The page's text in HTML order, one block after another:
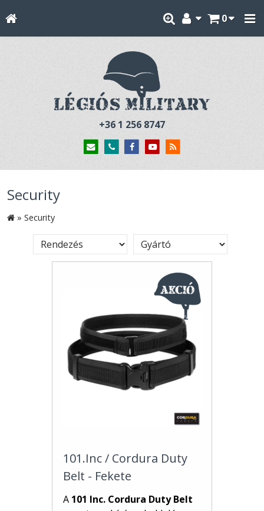
0
+36 1 256 8747
Security
» Security
101.Inc / Cordura Duty
Belt - Fekete
A 101 Inc. Cordura Duty Belt